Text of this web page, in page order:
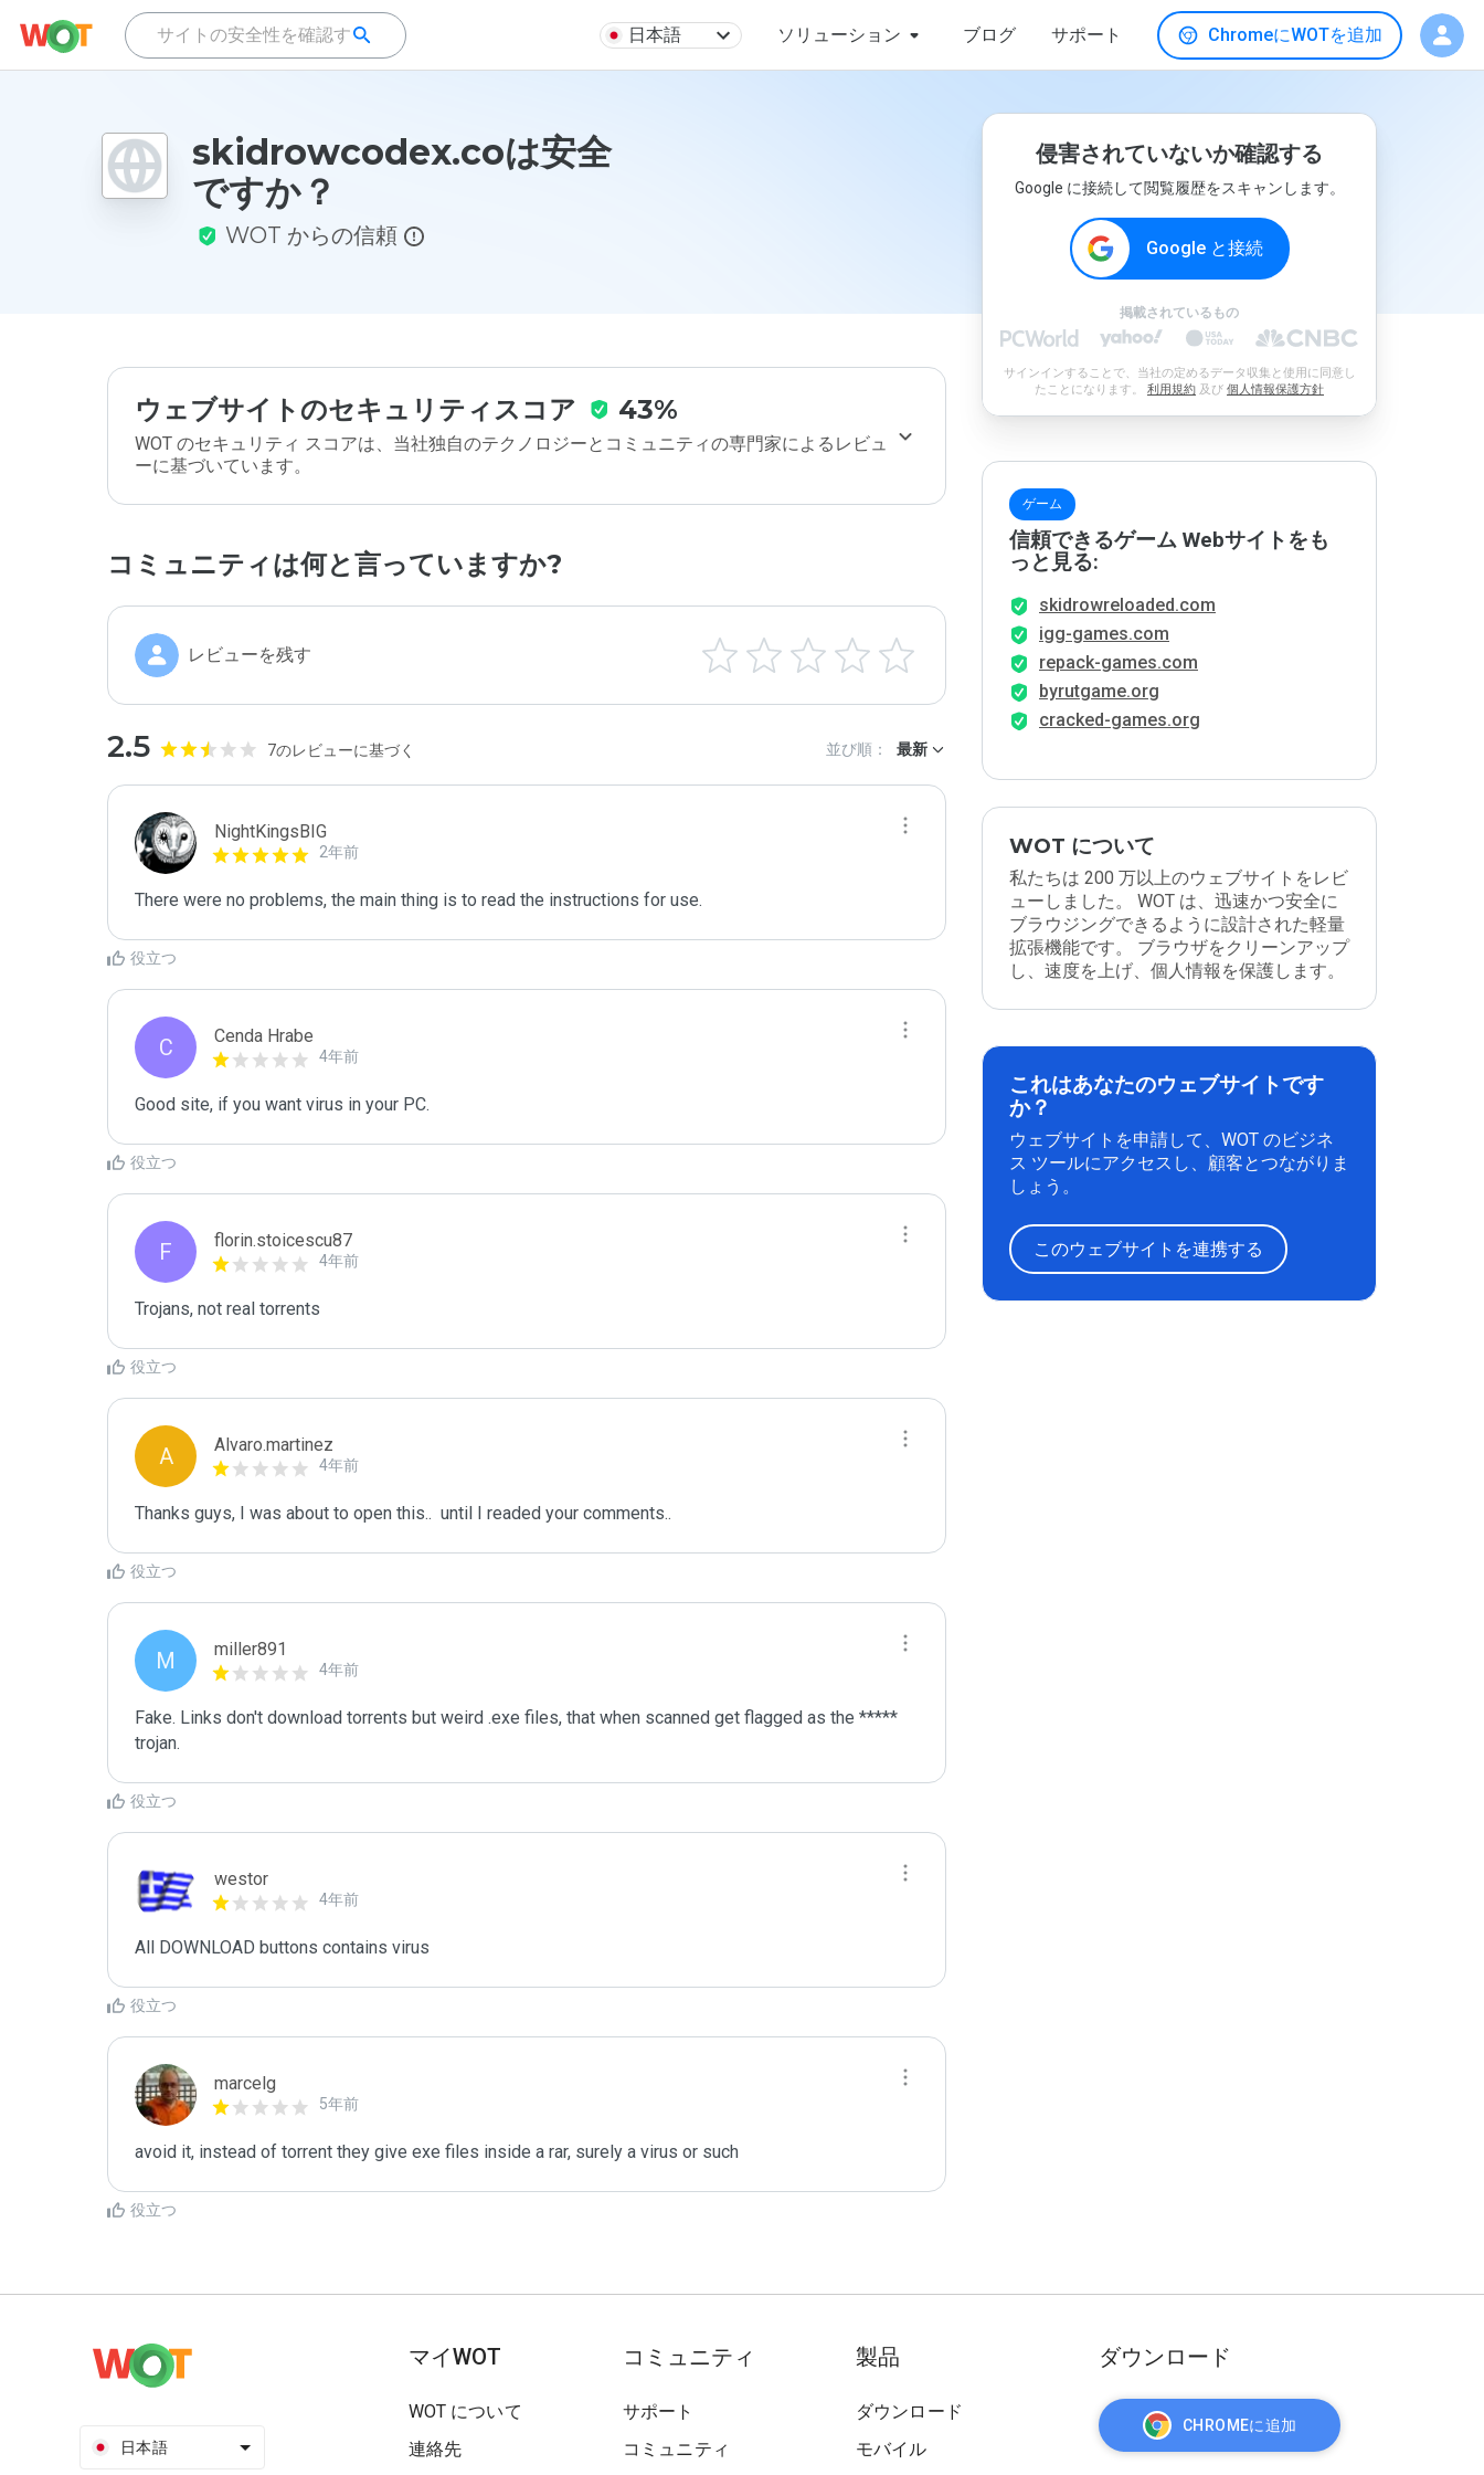
日本語 ソリューション ブログ サポート ChromeにWOTを追加
skidrowcodex.coは安全
ですか？
WOT からの信頼
ウェブサイトのセキュリティスコア 43%
WOT のセキュリティ スコアは、当社独自のテクノロジーとコミュニティの専門家によるレビュ
ーに基づいています。
コミュニティは何と言っていますか?
レビューを残す
2.5 7のレビューに基づく 並び順： 最新
NightKingsBIG
2年前
There were no problems, the main thing is to read the instructions for use.
役立つ
C Cenda Hrabe
4年前
Good site, if you want virus in your PC.
役立つ
F florin.stoicescu87
4年前
Trojans, not real torrents
役立つ
A Alvaro.martinez
4年前
Thanks guys, I was about to open this..  until I readed your comments..
役立つ
M miller891
4年前
Fake. Links don't download torrents but weird .exe files, that when scanned get flagged as the *****
trojan.
役立つ
westor
4年前
All DOWNLOAD buttons contains virus
役立つ
marcelg
5年前
avoid it, instead of torrent they give exe files inside a rar, surely a virus or such
役立つ
侵害されていないか確認する
Google に接続して閲覧履歴をスキャンします。
Google と接続
掲載されているもの
サインインすることで、当社の定めるデータ収集と使用に同意し
たことになります。 利用規約 及び 個人情報保護方針
ゲーム
信頼できるゲーム Webサイトをも
っと見る:
skidrowreloaded.com
igg-games.com
repack-games.com
byrutgame.org
cracked-games.org
WOT について
私たちは 200 万以上のウェブサイトをレビ
ューしました。 WOT は、迅速かつ安全に
ブラウジングできるように設計された軽量
拡張機能です。 ブラウザをクリーンアップ
し、速度を上げ、個人情報を保護します。
これはあなたのウェブサイトです
か？
ウェブサイトを申請して、WOT のビジネ
ス ツールにアクセスし、顧客とつながりま
しょう。
このウェブサイトを連携する
日本語
マイWOT
WOT について
連絡先
コミュニティ
サポート
コミュニティ
製品
ダウンロード
モバイル
ダウンロード
CHROMEに追加